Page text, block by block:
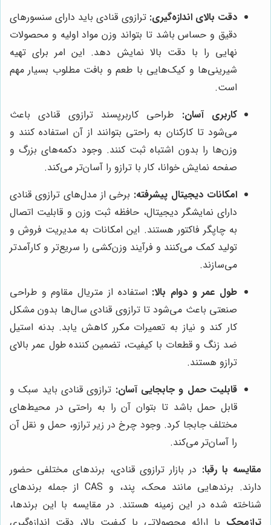
دقت بالای اندازه‌گیری: ترازوی قنادی باید دارای سنسورهای
دقیق و حساس باشد تا بتواند وزن مواد اولیه و محصولات
نهایی را با دقت بالا نمایش دهد. این امر برای تهیه
شیرینی‌ها و کیک‌هایی با طعم و بافت مطلوب بسیار مهم
است.
کاربری آسان: طراحی کاربرپسند ترازوی قنادی باعث
می‌شود تا کارکنان به راحتی بتوانند از آن استفاده کنند و
وزن‌ها را بدون اشتباه ثبت کنند. وجود دکمه‌های بزرگ و
صفحه نمایش خوانا، کار با ترازو را آسان‌تر می‌کند.
امکانات دیجیتال پیشرفته: برخی از مدل‌های ترازوی قنادی
دارای نمایشگر دیجیتال، حافظه ثبت وزن و قابلیت اتصال
به چاپگر فاکتور هستند. این امکانات به مدیریت فروش و
تولید کمک می‌کنند و فرآیند وزن‌کشی را سریع‌تر و کارآمدتر
می‌سازند.
طول عمر و دوام بالا: استفاده از متریال مقاوم و طراحی
صنعتی باعث می‌شود تا ترازوی قنادی سال‌ها بدون مشکل
کار کند و نیاز به تعمیرات مکرر کاهش یابد. بدنه استیل
ضد زنگ و قطعات با کیفیت، تضمین کننده طول عمر بالای
ترازو هستند.
قابلیت حمل و جابجایی آسان: ترازوی قنادی باید سبک و
قابل حمل باشد تا بتوان آن را به راحتی در محیط‌های
مختلف جابجا کرد. وجود چرخ در زیر ترازو، حمل و نقل آن
را آسان‌تر می‌کند.
مقایسه با رقبا: در بازار ترازوی قنادی، برندهای مختلفی حضور
دارند. برندهایی مانند محک، پند، و CAS از جمله برندهای
شناخته شده در این زمینه هستند. در مقایسه با این برندها،